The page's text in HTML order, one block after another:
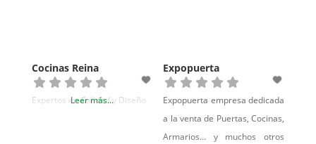
distintivos que marcan la
estrategia de la firma.
Comienza con un taller
Cocinas Reina
Expertos en Calidad y Diseño
Leer más...
Expopuerta
Expopuerta empresa dedicada
a la venta de Puertas, Cocinas,
Armarios… y muchos otros